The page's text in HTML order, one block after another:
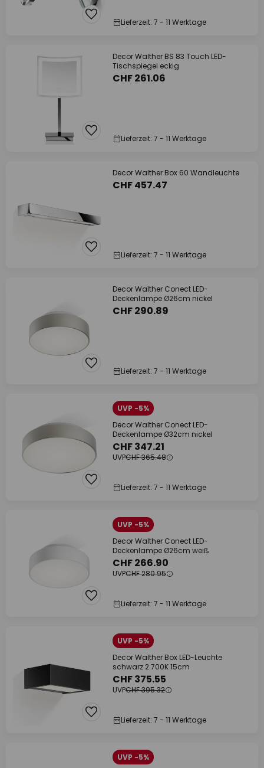
Lieferzeit: 7 - 11 Werktage
Decor Walther BS 83 Touch LED-
Tischspiegel eckig
CHF 261.06
Lieferzeit: 7 - 11 Werktage
Decor Walther Box 60 Wandleuchte
CHF 457.47
Lieferzeit: 7 - 11 Werktage
Decor Walther Conect LED-
Deckenlampe Ø26cm nickel
CHF 290.89
Lieferzeit: 7 - 11 Werktage
UVP -5%
Decor Walther Conect LED-
Deckenlampe Ø32cm nickel
CHF 347.21
UVPCHF 365.48
Lieferzeit: 7 - 11 Werktage
UVP -5%
Decor Walther Conect LED-
Deckenlampe Ø26cm weiß
CHF 266.90
UVPCHF 280.95
Lieferzeit: 7 - 11 Werktage
UVP -5%
Decor Walther Box LED-Leuchte
schwarz 2.700K 15cm
CHF 375.55
UVPCHF 395.32
Lieferzeit: 7 - 11 Werktage
UVP -5%